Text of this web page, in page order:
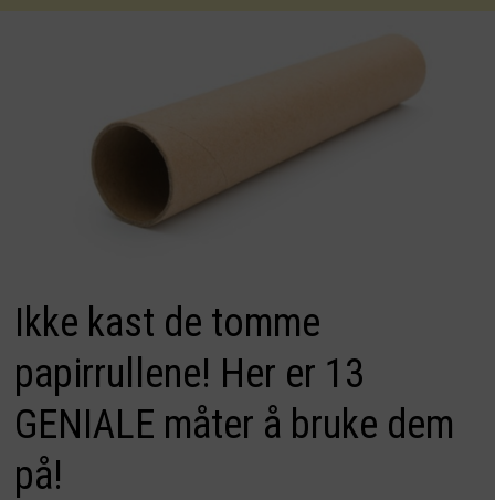
Ikke kast de tomme
papirrullene! Her er 13
GENIALE måter å bruke dem
på!